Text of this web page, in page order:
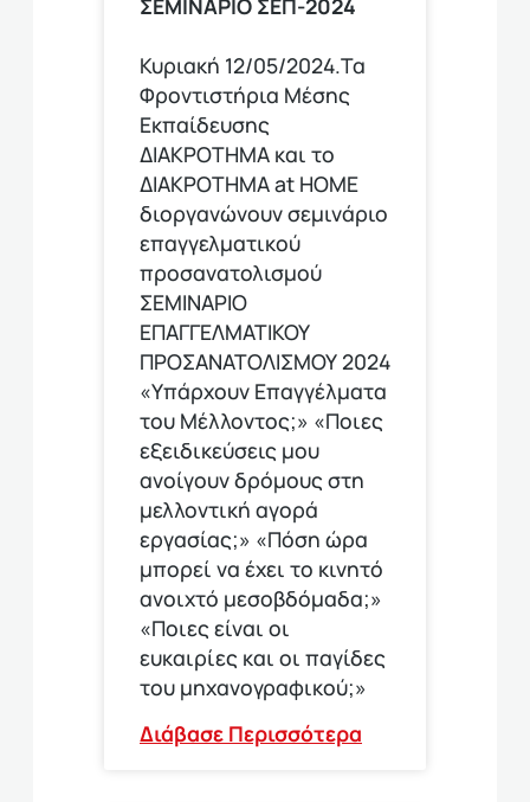
ΣΕΜΙΝΑΡΙΟ ΣΕΠ-2024
Κυριακή 12/05/2024.Τα
Φροντιστήρια Μέσης
Εκπαίδευσης
ΔΙΑΚΡΟΤΗΜΑ και το
ΔΙΑΚΡΟΤΗΜΑ at HOME
διοργανώνουν σεμινάριο
επαγγελματικού
προσανατολισμού
ΣΕΜΙΝΑΡΙΟ
ΕΠΑΓΓΕΛΜΑΤΙΚΟΥ
ΠΡΟΣΑΝΑΤΟΛΙΣΜΟΥ 2024
«Υπάρχουν Επαγγέλματα
του Μέλλοντος;» «Ποιες
εξειδικεύσεις μου
ανοίγουν δρόμους στη
μελλοντική αγορά
εργασίας;» «Πόση ώρα
μπορεί να έχει το κινητό
ανοιχτό μεσοβδόμαδα;»
«Ποιες είναι οι
ευκαιρίες και οι παγίδες
του μηχανογραφικού;»
Διάβασε Περισσότερα